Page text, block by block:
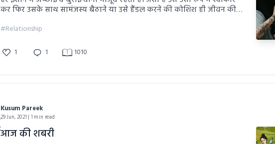
कर फिर उसके साथ सामंजस्य बैठाने या उसे हैंडल करने की कोशिश ही जीवन की
#Relationship
1 1 1010
Kusum Pareek
29 Jun, 2021 | 1 min read
आज की शबरी